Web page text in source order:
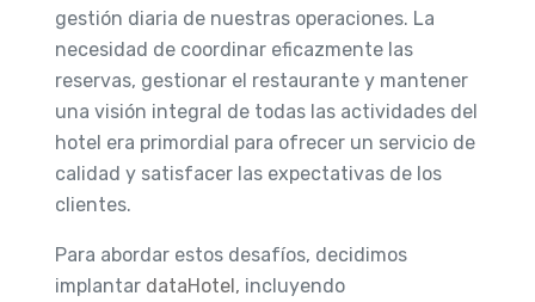
gestión diaria de nuestras operaciones. La
necesidad de coordinar eficazmente las
reservas, gestionar el restaurante y mantener
una visión integral de todas las actividades del
hotel era primordial para ofrecer un servicio de
calidad y satisfacer las expectativas de los
clientes.
Para abordar estos desafíos, decidimos
implantar dataHotel, incluyendo